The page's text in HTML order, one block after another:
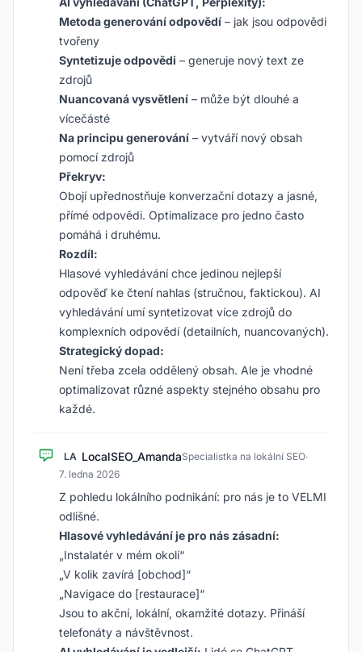
Metoda generování odpovědí – jak jsou odpovědi
tvořeny
Syntetizuje odpovědi – generuje nový text ze
zdrojů
Nuancovaná vysvětlení – může být dlouhé a
vícečásté
Na principu generování – vytváří nový obsah
pomocí zdrojů
Překryv:
Obojí upřednostňuje konverzační dotazy a jasné,
přímé odpovědi. Optimalizace pro jedno často
pomáhá i druhému.
Rozdíl:
Hlasové vyhledávání chce jedinou nejlepší
odpověď ke čtení nahlas (stručnou, faktickou). AI
vyhledávání umí syntetizovat více zdrojů do
komplexních odpovědí (detailních, nuancovaných).
Strategický dopad:
Není třeba zcela oddělený obsah. Ale je vhodné
optimalizovat různé aspekty stejného obsahu pro
každé.
LA LocalSEO_AmandaSpecialistka na lokální SEO·
7. ledna 2026
Z pohledu lokálního podnikání: pro nás je to VELMI
odlišné.
Hlasové vyhledávání je pro nás zásadní:
„Instalatér v mém okolí“
„V kolik zavírá [obchod]“
„Navigace do [restaurace]“
Jsou to akční, lokální, okamžité dotazy. Přináší
telefonáty a návštěvnost.